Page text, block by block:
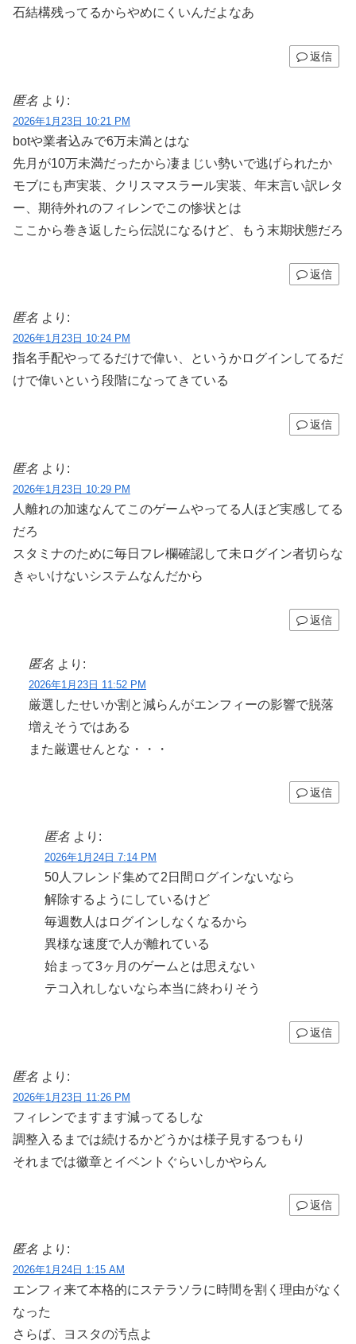
石結構残ってるからやめにくいんだよなあ
返信
匿名 より:
2026年1月23日 10:21 PM
botや業者込みで6万未満とはな
先月が10万未満だったから凄まじい勢いで逃げられたか
モブにも声実装、クリスマスラール実装、年末言い訳レタ
ー、期待外れのフィレンでこの惨状とは
ここから巻き返したら伝説になるけど、もう末期状態だろ
返信
匿名 より:
2026年1月23日 10:24 PM
指名手配やってるだけで偉い、というかログインしてるだ
けで偉いという段階になってきている
返信
匿名 より:
2026年1月23日 10:29 PM
人離れの加速なんてこのゲームやってる人ほど実感してる
だろ
スタミナのために毎日フレ欄確認して未ログイン者切らな
きゃいけないシステムなんだから
返信
匿名 より:
2026年1月23日 11:52 PM
厳選したせいか割と減らんがエンフィーの影響で脱落
増えそうではある
また厳選せんとな・・・
返信
匿名 より:
2026年1月24日 7:14 PM
50人フレンド集めて2日間ログインないなら
解除するようにしているけど
毎週数人はログインしなくなるから
異様な速度で人が離れている
始まって3ヶ月のゲームとは思えない
テコ入れしないなら本当に終わりそう
返信
匿名 より:
2026年1月23日 11:26 PM
フィレンでますます減ってるしな
調整入るまでは続けるかどうかは様子見するつもり
それまでは徽章とイベントぐらいしかやらん
返信
匿名 より:
2026年1月24日 1:15 AM
エンフィ来て本格的にステラソラに時間を割く理由がなく
なった
さらば、ヨスタの汚点よ